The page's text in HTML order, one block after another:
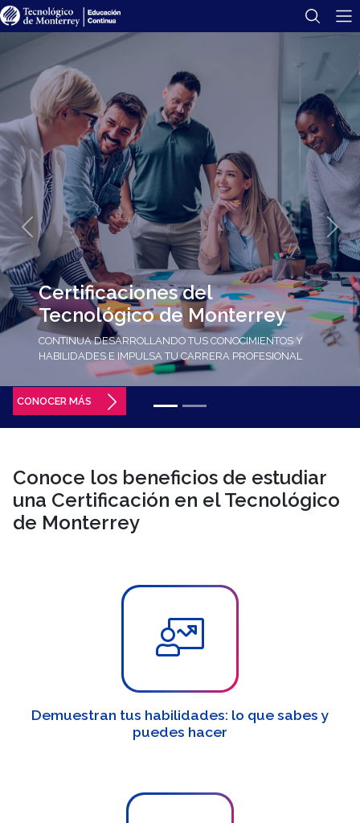
Certificaciones del
Tecnológico de Monterrey
CONTINUA DESARROLLANDO TUS CONOCIMIENTOS Y
HABILIDADES E IMPULSA TU CARRERA PROFESIONAL
CONOCER MÁS
Previous Next
Conoce los beneficios de estudiar
una Certificación en el Tecnológico
de Monterrey
Demuestran tus habilidades: lo que sabes y
puedes hacer